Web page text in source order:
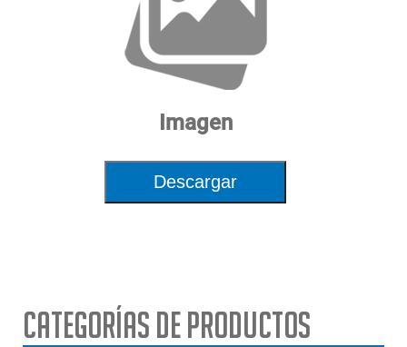
Imagen
Descargar
Categorías de Productos